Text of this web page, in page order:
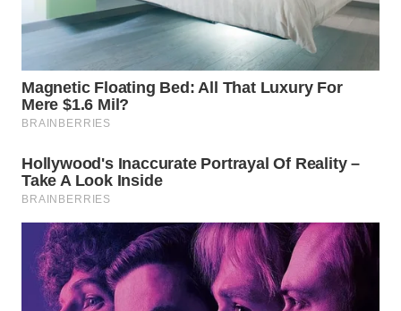
SUMEDANG
CIANJUR
WN
SERIBU
TANGERANG
WN
BINJAI